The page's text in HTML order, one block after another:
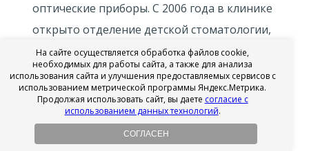
оптические приборы. С 2006 года в клинике
открыто отделение детской стоматологии,
лицензия № 77-01-001560.
Рассчитайте стоимость
стоматологических услуг
На сайте осуществляется обработка файлов cookie,
необходимых для работы сайта, а также для анализа
использования сайта и улучшения предоставляемых сервисов с
использованием метрической программы Яндекс.Метрика.
Продолжая использовать сайт, вы даете согласие с
использованием данных технологий.
СОГЛАСЕН